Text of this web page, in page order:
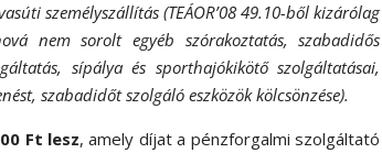
személyszállítás (TEÁOR’08 49.10-ből kizárólag
nem sorolt egyéb szórakoztatás, szabadidős
sípálya és sporthajókikötő szolgáltatásai,
szabadidőt szolgáló eszközök kölcsönzése).
Ft lesz, amely díjat a pénzforgalmi szolgáltató